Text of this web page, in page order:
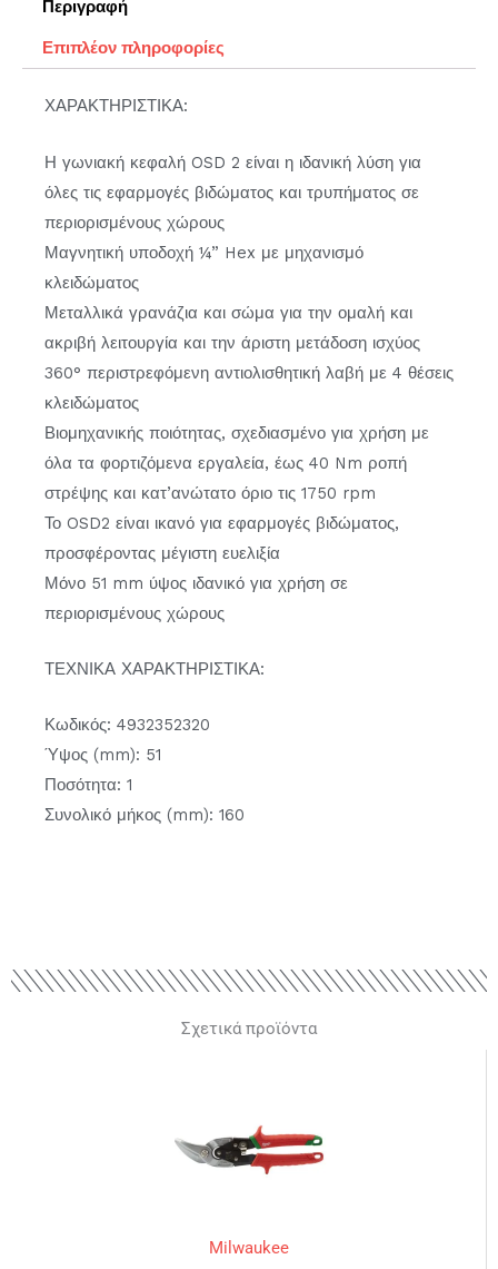
Περιγραφή
Επιπλέον πληροφορίες
ΧΑΡΑΚΤΗΡΙΣΤΙΚΑ:
Η γωνιακή κεφαλή OSD 2 είναι η ιδανική λύση για
όλες τις εφαρμογές βιδώματος και τρυπήματος σε
περιορισμένους χώρους
Μαγνητική υποδοχή ¼” Hex με μηχανισμό
κλειδώματος
Μεταλλικά γρανάζια και σώμα για την ομαλή και
ακριβή λειτουργία και την άριστη μετάδοση ισχύος
360° περιστρεφόμενη αντιολισθητική λαβή με 4 θέσεις
κλειδώματος
Βιομηχανικής ποιότητας, σχεδιασμένο για χρήση με
όλα τα φορτιζόμενα εργαλεία, έως 40 Nm ροπή
στρέψης και κατ’ανώτατο όριο τις 1750 rpm
Το OSD2 είναι ικανό για εφαρμογές βιδώματος,
προσφέροντας μέγιστη ευελιξία
Μόνο 51 mm ύψος ιδανικό για χρήση σε
περιορισμένους χώρους
ΤΕΧΝΙΚΑ ΧΑΡΑΚΤΗΡΙΣΤΙΚΑ:
Κωδικός: 4932352320
Ύψος (mm): 51
Ποσότητα: 1
Συνολικό μήκος (mm): 160
Σχετικά προϊόντα
Milwaukee